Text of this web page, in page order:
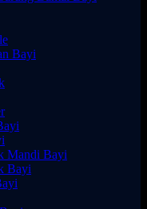
Bayi
Mandi Bayi
Bayi